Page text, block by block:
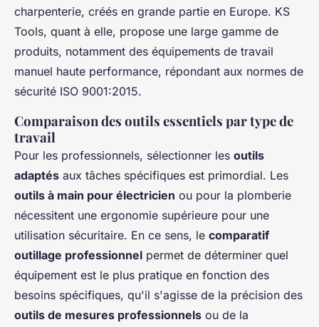
charpenterie, créés en grande partie en Europe. KS
Tools, quant à elle, propose une large gamme de
produits, notamment des équipements de travail
manuel haute performance, répondant aux normes de
sécurité ISO 9001:2015.
Comparaison des outils essentiels par type de
travail
Pour les professionnels, sélectionner les outils
adaptés aux tâches spécifiques est primordial. Les
outils à main pour électricien ou pour la plomberie
nécessitent une ergonomie supérieure pour une
utilisation sécuritaire. En ce sens, le comparatif
outillage professionnel permet de déterminer quel
équipement est le plus pratique en fonction des
besoins spécifiques, qu'il s'agisse de la précision des
outils de mesures professionnels ou de la